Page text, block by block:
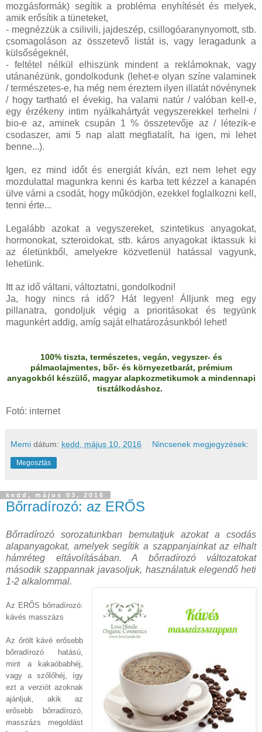
mozgásformák) segítik a probléma enyhítését és melyek,
amik erősítik a tüneteket,
- megnézzük a csilivili, jajdeszép, csillogóaranynyomott, stb.
csomagoláson az összetevő listát is, vagy leragadunk a
külsőségeknél,
- feltétel nélkül elhiszünk mindent a reklámoknak, vagy
utánanézünk, gondolkodunk (lehet-e olyan színe valaminek
/ természetes-e, ha még nem éreztem ilyen illatát növénynek
/ hogy tartható el évekig, ha valami natúr / valóban kell-e,
egy érzékeny intim nyálkahártyát vegyszerekkel terhelni /
bio-e az, aminek csupán 1 % összetevője az / létezik-e
csodaszer, ami 5 nap alatt megfiatalít, ha igen, mi lehet
benne...).
Igen, ez mind időt és energiát kíván, ezt nem lehet egy
mozdulattal magunkra kenni és karba tett kézzel a kanapén
ülve várni a csodát, hogy működjön, ezekkel foglalkozni kell,
tenni érte...
Legalább azokat a vegyszereket, szintetikus anyagokat,
hormonokat, szteroidokat, stb. káros anyagokat iktassuk ki
az életünkből, amelyekre közvetlenül hatással vagyunk,
lehetünk.
Itt az idő váltani, változtatni, gondolkodni!
Ja, hogy nincs rá idő? Hát legyen! Álljunk meg egy
pillanatra, gondoljuk végig a prioritásokat és tegyünk
magunkért addig, amíg saját elhatározásunkból lehet!
100% tiszta, természetes, vegán, vegyszer- és
pálmaolajmentes, bőr- és környezetbarát, prémium
anyagokból készülő, magyar alapkozmetikumok a mindennapi
tisztálkodáshoz.
Fotó: internet
Memi dátum: kedd, május 10, 2016 Nincsenek megjegyzések:
Megosztás
kedd, május 03, 2016
Bőrradírozó: az ERŐS
Bőrradírozó sorozatunkban bemutatjuk azokat a csodás
alapanyagokat, amelyek segítik a szappanjainkat az elhalt
hámréteg eltávolításában. A bőrradírozó változatokat
második szappannak javasoljuk, használatuk elegendő heti
1-2 alkalommal.
Az ERŐS bőrradírozó:
kávés masszázs
Az őrölt kávé erősebb
bőrradírozó hatású,
mint a kakaóbabhéj,
vagy a szőlőhéj, így
ezt a verziót azoknak
ajánljuk, akik az
erősebb bőrradírozó,
masszázs megoldást